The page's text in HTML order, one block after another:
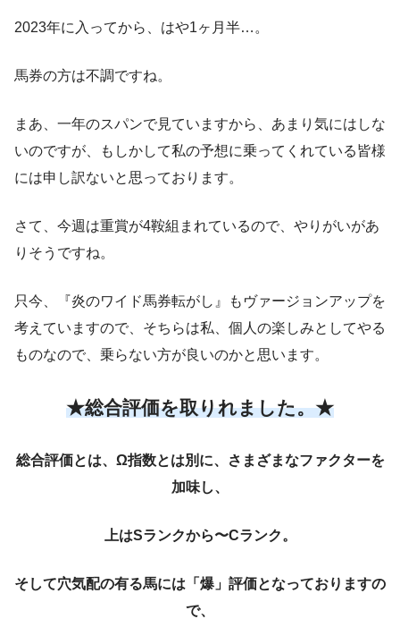
2023年に入ってから、はや1ヶ月半…。
馬券の方は不調ですね。
まあ、一年のスパンで見ていますから、あまり気にはしな
いのですが、もしかして私の予想に乗ってくれている皆様
には申し訳ないと思っております。
さて、今週は重賞が4鞍組まれているので、やりがいがあ
りそうですね。
只今、『炎のワイド馬券転がし』もヴァージョンアップを
考えていますので、そちらは私、個人の楽しみとしてやる
ものなので、乗らない方が良いのかと思います。
★総合評価を取りれました。★
総合評価とは、Ω指数とは別に、さまざまなファクターを
加味し、
上はSランクから〜Cランク。
そして穴気配の有る馬には「爆」評価となっておりますの
で、